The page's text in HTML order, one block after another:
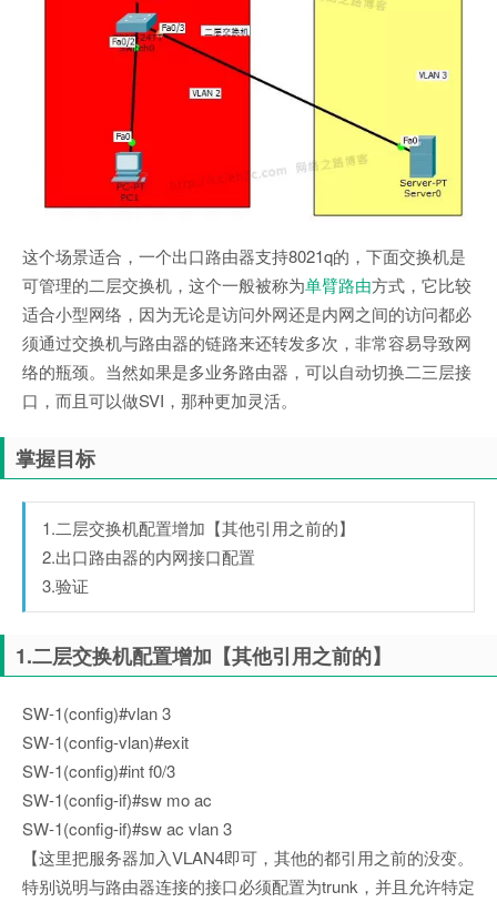
这个场景适合，一个出口路由器支持8021q的，下面交换机是
可管理的二层交换机，这个一般被称为单臂路由方式，它比较
适合小型网络，因为无论是访问外网还是内网之间的访问都必
须通过交换机与路由器的链路来还转发多次，非常容易导致网
络的瓶颈。当然如果是多业务路由器，可以自动切换二三层接
口，而且可以做SVI，那种更加灵活。
掌握目标
1.二层交换机配置增加【其他引用之前的】
2.出口路由器的内网接口配置
3.验证
1.二层交换机配置增加【其他引用之前的】
SW-1(config)#vlan 3
SW-1(config-vlan)#exit
SW-1(config)#int f0/3
SW-1(config-if)#sw mo ac
SW-1(config-if)#sw ac vlan 3
【这里把服务器加入VLAN4即可，其他的都引用之前的没变。
特别说明与路由器连接的接口必须配置为trunk，并且允许特定